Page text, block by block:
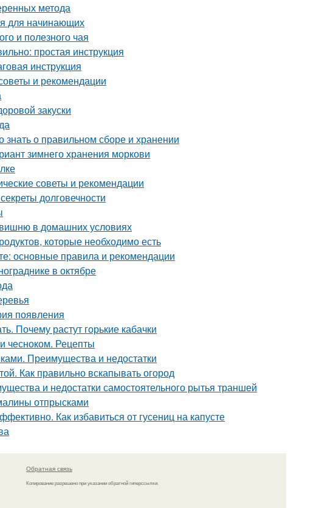
метода
для начинающих
и полезного чая
простая инструкция
инструкция
и рекомендации
закуски
о правильном сборе и хранении
зимнего хранения моркови
советы и рекомендации
долговечности
вишню в домашних условиях
которые необходимо есть
основные правила и рекомендации
в октябре
появления
Почему растут горькие кабачки
чесноком. Рецепты
Преимущества и недостатки
Как правильно вскапывать огород
и недостатки самостоятельного рытья траншей
отпрысками
Как избавиться от гусениц на капусте
Обратная связь
Копирование разрешено при указании обратной гиперссылки.